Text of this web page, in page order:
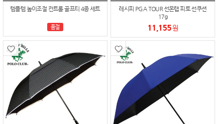
템플템 높이조절 컨트롤 골프티 4종 세트
품절
레시피 PGA TOUR 선몬랩 피토 선쿠션
17g
11,155원